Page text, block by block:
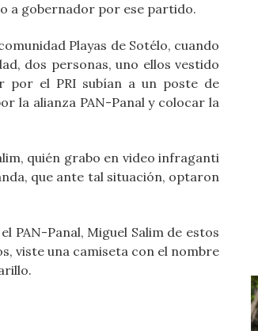
a gobernador por ese partido.
Playas de Sotélo, cuando
dos personas, uno ellos vestido
por el PRI subían a un poste de
la alianza PAN-Panal y colocar la
quién grabo en video infraganti
que ante tal situación, optaron
PAN-Panal, Miguel Salim de estos
viste una camiseta con el nombre